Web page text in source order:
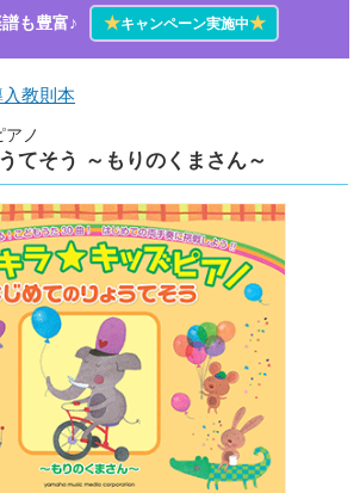
も豊富♪
★キャンペーン実施中★
入教則本
ノ
てそう ～もりのくまさん～